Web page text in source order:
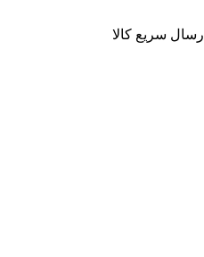
ارسال سریع کالا